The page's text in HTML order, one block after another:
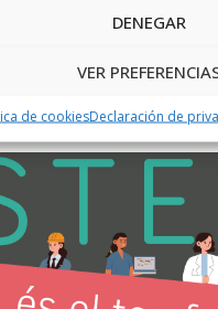
DENEGAR
VER
de cookiesDeclaración de